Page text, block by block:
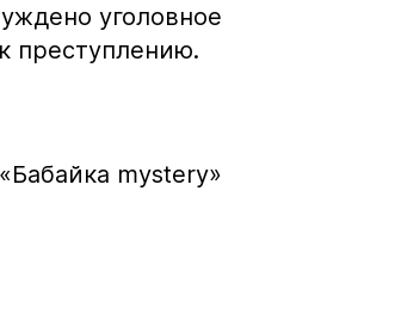
уголовное
преступлению.
mystery»